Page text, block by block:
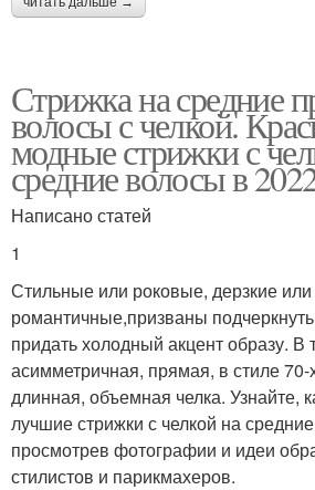
Стрижка на средние
волосы с челкой.
модные стрижки с
средние волосы в
Написано статей
1
Стильные или роковые, дерзкие или
романтичные,призваны
придать холодный акцент образу. В
асимметричная, прямая, в стиле 70-
длинная, объемная челка. Узнайте,
лучшие стрижки с челкой на
просмотрев фотографии и идеи
стилистов и парикмахеров.